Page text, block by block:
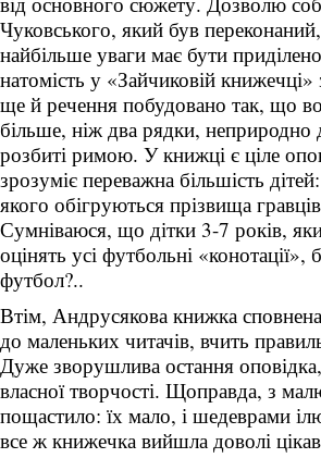
Чуковського, який був
найбільше уваги має бути
натомість у «Зайчиковій книжечці»
ще й речення побудовано так, що
більше, ніж два рядки,
розбиті римою. У книжці є ціле
зрозуміє переважна більшість
якого обігруються прізвища
Сумніваюся, що дітки 3-7 років,
оцінять усі футбольні
футбол?..
Втім, Андрусякова книжка
до маленьких читачів, вчить
Дуже зворушлива остання
власної творчості. Щоправда, з
пощастило: їх мало, і шедеврами
все ж книжечка вийшла доволі